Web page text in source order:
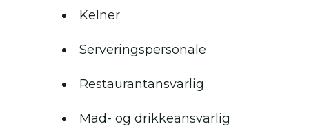
Kelner
Serveringspersonale
Restaurantansvarlig
Mad- og drikkeansvarlig